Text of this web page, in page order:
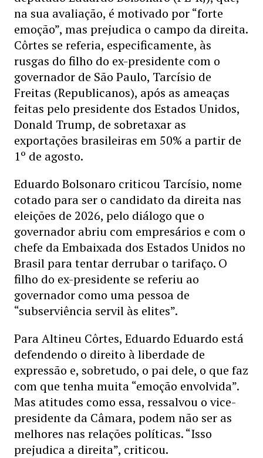
na sua avaliação, é motivado por “forte
emoção”, mas prejudica o campo da direita.
Côrtes se referia, especificamente, às
rusgas do filho do ex-presidente com o
governador de São Paulo, Tarcísio de
Freitas (Republicanos), após as ameaças
feitas pelo presidente dos Estados Unidos,
Donald Trump, de sobretaxar as
exportações brasileiras em 50% a partir de
1º de agosto.
Eduardo Bolsonaro criticou Tarcísio, nome
cotado para ser o candidato da direita nas
eleições de 2026, pelo diálogo que o
governador abriu com empresários e com o
chefe da Embaixada dos Estados Unidos no
Brasil para tentar derrubar o tarifaço. O
filho do ex-presidente se referiu ao
governador como uma pessoa de
“subserviência servil às elites”.
Para Altineu Côrtes, Eduardo Eduardo está
defendendo o direito à liberdade de
expressão e, sobretudo, o pai dele, o que faz
com que tenha muita “emoção envolvida”.
Mas atitudes como essa, ressalvou o vice-
presidente da Câmara, podem não ser as
melhores nas relações políticas. “Isso
prejudica a direita”, criticou.